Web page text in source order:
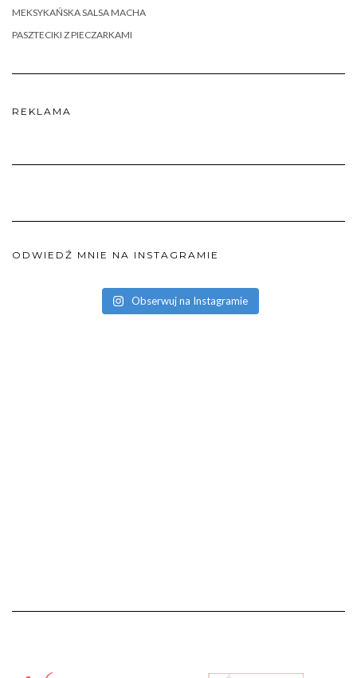
MEKSYKAŃSKA SALSA MACHA
PASZTECIKI Z PIECZARKAMI
REKLAMA
ODWIEDŹ MNIE NA INSTAGRAMIE
Obserwuj na Instagramie